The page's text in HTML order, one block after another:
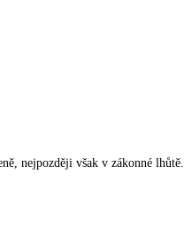
nejpozději však v zákonné lhůtě.